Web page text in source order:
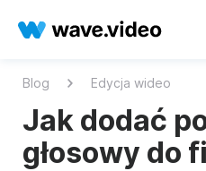
Blog Edycja wideo
Jak dodać
głosowy do